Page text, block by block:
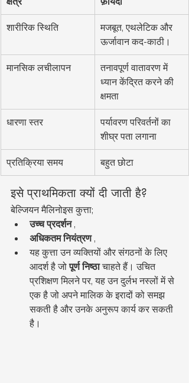
शारीरिक स्थिति
मजबूत, एथलेटिक और
ऊर्जावान कद-काठी।
मानसिक लचीलापन
तनावपूर्ण वातावरण में
ध्यान केंद्रित करने की
क्षमता
धारणा स्तर
पर्यावरण परिवर्तनों का
शीघ्र पता लगाना
प्रतिक्रिया समय बहुत छोटा
इसे प्राथमिकता क्यों दी जाती है?
बेल्जियन मैलिनोइस कुत्ता;
उच्च प्रदर्शन ,
अधिकतम नियंत्रण ,
यह कुत्ता उन व्यक्तियों और संगठनों के लिए
आदर्श है जो पूर्ण निष्ठा चाहते हैं। उचित
प्रशिक्षण मिलने पर, यह उन दुर्लभ नस्लों में से
एक है जो अपने मालिक के इरादों को समझ
सकती है और उनके अनुरूप कार्य कर सकती
है।